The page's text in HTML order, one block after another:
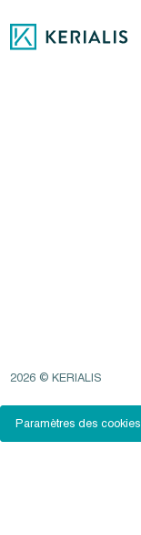
2026 © KERIALIS
Paramètres des cookies